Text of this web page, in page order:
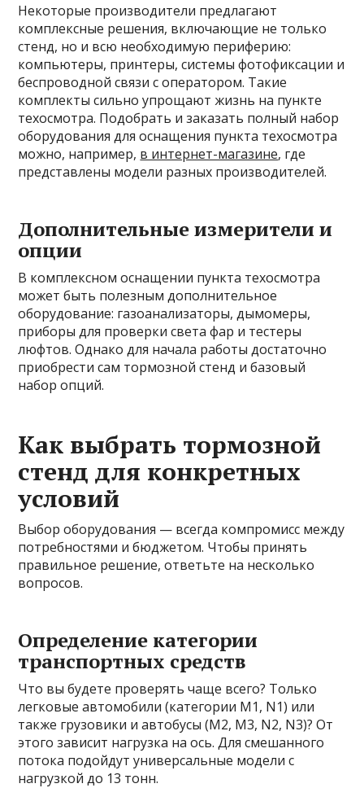
Некоторые производители предлагают
комплексные решения, включающие не только
стенд, но и всю необходимую периферию:
компьютеры, принтеры, системы фотофиксации и
беспроводной связи с оператором. Такие
комплекты сильно упрощают жизнь на пункте
техосмотра. Подобрать и заказать полный набор
оборудования для оснащения пункта техосмотра
можно, например, в интернет-магазине, где
представлены модели разных производителей.
Дополнительные измерители и
опции
В комплексном оснащении пункта техосмотра
может быть полезным дополнительное
оборудование: газоанализаторы, дымомеры,
приборы для проверки света фар и тестеры
люфтов. Однако для начала работы достаточно
приобрести сам тормозной стенд и базовый
набор опций.
Как выбрать тормозной
стенд для конкретных
условий
Выбор оборудования — всегда компромисс между
потребностями и бюджетом. Чтобы принять
правильное решение, ответьте на несколько
вопросов.
Определение категории
транспортных средств
Что вы будете проверять чаще всего? Только
легковые автомобили (категории M1, N1) или
также грузовики и автобусы (M2, M3, N2, N3)? От
этого зависит нагрузка на ось. Для смешанного
потока подойдут универсальные модели с
нагрузкой до 13 тонн.